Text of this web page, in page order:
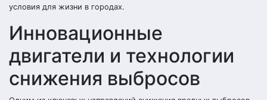
условия для жизни в городах.
Инновационные
двигатели и технологии
снижения выбросов